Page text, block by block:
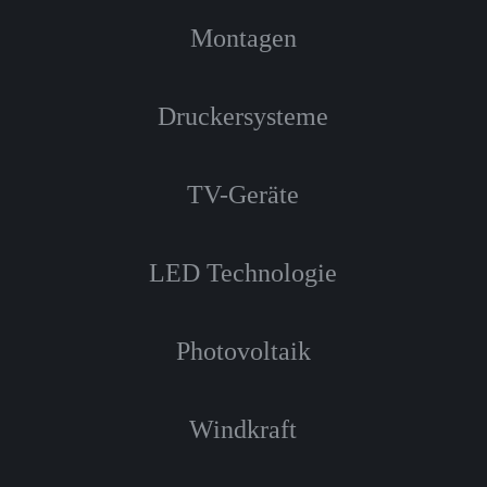
Montagen
Druckersysteme
TV-Geräte
LED Technologie
Photovoltaik
Windkraft